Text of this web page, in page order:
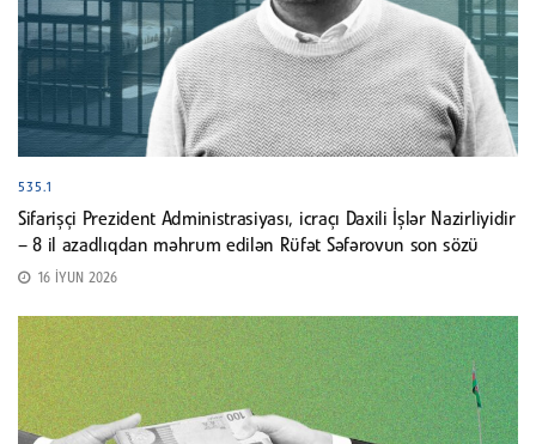
535.1
Sifarişçi Prezident Administrasiyası, icraçı Daxili İşlər Nazirliyidir
– 8 il azadlıqdan məhrum edilən Rüfət Səfərovun son sözü
16 İYUN 2026